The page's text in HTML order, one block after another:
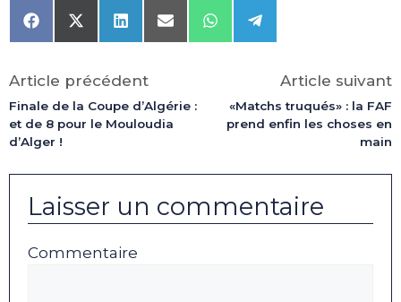
Share
on
Share
on
(Twitter)
Share
on
Share
on
Share
on
Share
on
Article précédent
Finale de la Coupe d’Algérie :
et de 8 pour le Mouloudia
d’Alger !
Article suivant
«Matchs truqués» : la FAF
prend enfin les choses en
main
Laisser un commentaire
Commentaire